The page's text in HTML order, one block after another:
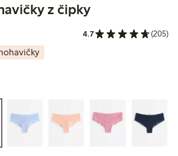
z čipky
4.7 (205)